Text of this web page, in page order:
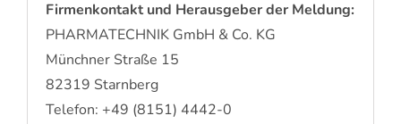
Firmenkontakt und Herausgeber der Meldung:
PHARMATECHNIK GmbH & Co. KG
Münchner Straße 15
82319 Starnberg
Telefon: +49 (8151) 4442-0